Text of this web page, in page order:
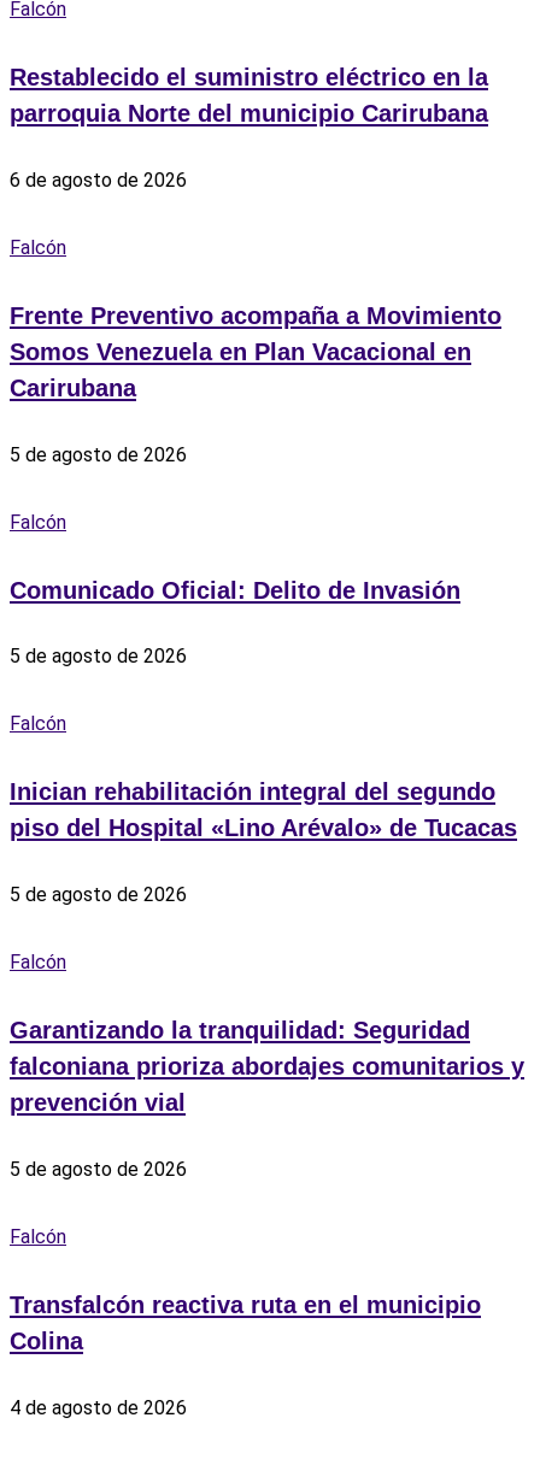
Falcón
Restablecido el suministro eléctrico en la
parroquia Norte del municipio Carirubana
6 de agosto de 2026
Falcón
Frente Preventivo acompaña a Movimiento
Somos Venezuela en Plan Vacacional en
Carirubana
5 de agosto de 2026
Falcón
Comunicado Oficial: Delito de Invasión
5 de agosto de 2026
Falcón
Inician rehabilitación integral del segundo
piso del Hospital «Lino Arévalo» de Tucacas
5 de agosto de 2026
Falcón
Garantizando la tranquilidad: Seguridad
falconiana prioriza abordajes comunitarios y
prevención vial
5 de agosto de 2026
Falcón
Transfalcón reactiva ruta en el municipio
Colina
4 de agosto de 2026